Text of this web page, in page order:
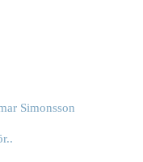
Simonsson